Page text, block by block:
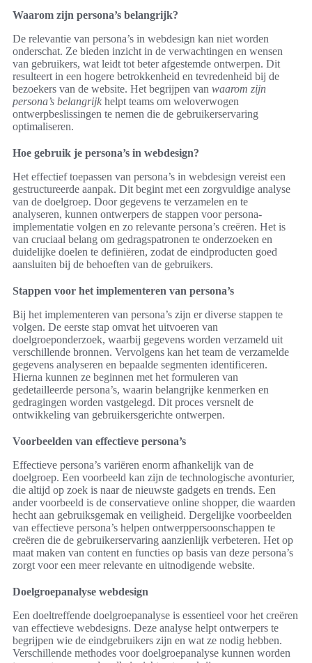
Waarom zijn persona’s belangrijk?
De relevantie van persona’s in webdesign kan niet worden
onderschat. Ze bieden inzicht in de verwachtingen en wensen
van gebruikers, wat leidt tot beter afgestemde ontwerpen. Dit
resulteert in een hogere betrokkenheid en tevredenheid bij de
bezoekers van de website. Het begrijpen van waarom zijn
persona’s belangrijk helpt teams om weloverwogen
ontwerpbeslissingen te nemen die de gebruikerservaring
optimaliseren.
Hoe gebruik je persona’s in webdesign?
Het effectief toepassen van persona’s in webdesign vereist een
gestructureerde aanpak. Dit begint met een zorgvuldige analyse
van de doelgroep. Door gegevens te verzamelen en te
analyseren, kunnen ontwerpers de stappen voor persona-
implementatie volgen en zo relevante persona’s creëren. Het is
van cruciaal belang om gedragspatronen te onderzoeken en
duidelijke doelen te definiëren, zodat de eindproducten goed
aansluiten bij de behoeften van de gebruikers.
Stappen voor het implementeren van persona’s
Bij het implementeren van persona’s zijn er diverse stappen te
volgen. De eerste stap omvat het uitvoeren van
doelgroeponderzoek, waarbij gegevens worden verzameld uit
verschillende bronnen. Vervolgens kan het team de verzamelde
gegevens analyseren en bepaalde segmenten identificeren.
Hierna kunnen ze beginnen met het formuleren van
gedetailleerde persona’s, waarin belangrijke kenmerken en
gedragingen worden vastgelegd. Dit proces versnelt de
ontwikkeling van gebruikersgerichte ontwerpen.
Voorbeelden van effectieve persona’s
Effectieve persona’s variëren enorm afhankelijk van de
doelgroep. Een voorbeeld kan zijn de technologische avonturier,
die altijd op zoek is naar de nieuwste gadgets en trends. Een
ander voorbeeld is de conservatieve online shopper, die waarden
hecht aan gebruiksgemak en veiligheid. Dergelijke voorbeelden
van effectieve persona’s helpen ontwerppersoonschappen te
creëren die de gebruikerservaring aanzienlijk verbeteren. Het op
maat maken van content en functies op basis van deze persona’s
zorgt voor een meer relevante en uitnodigende website.
Doelgroepanalyse webdesign
Een doeltreffende doelgroepanalyse is essentieel voor het creëren
van effectieve webdesigns. Deze analyse helpt ontwerpers te
begrijpen wie de eindgebruikers zijn en wat ze nodig hebben.
Verschillende methodes voor doelgroepanalyse kunnen worden